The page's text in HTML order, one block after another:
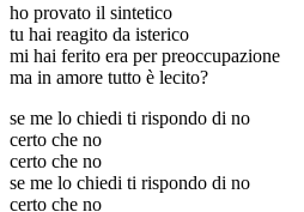
ho provato il sintetico
tu hai reagito da isterico
mi hai ferito era per preoccupazione
ma in amore tutto è lecito?
se me lo chiedi ti rispondo di no
certo che no
certo che no
se me lo chiedi ti rispondo di no
certo che no